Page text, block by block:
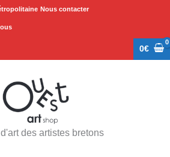
Nous contacter
0€
des artistes bretons